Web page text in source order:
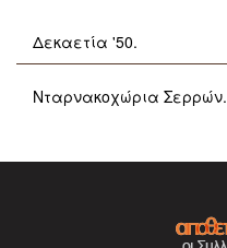
Δεκαετία '50.
Νταρνακοχώρια Σερρών.